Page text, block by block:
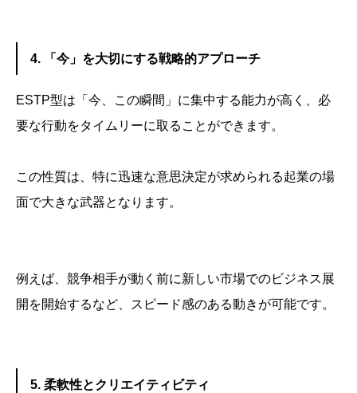
4. 「今」を大切にする戦略的アプローチ
ESTP型は「今、この瞬間」に集中する能力が高く、必
要な行動をタイムリーに取ることができます。
この性質は、特に迅速な意思決定が求められる起業の場
面で大きな武器となります。
例えば、競争相手が動く前に新しい市場でのビジネス展
開を開始するなど、スピード感のある動きが可能です。
5. 柔軟性とクリエイティビティ